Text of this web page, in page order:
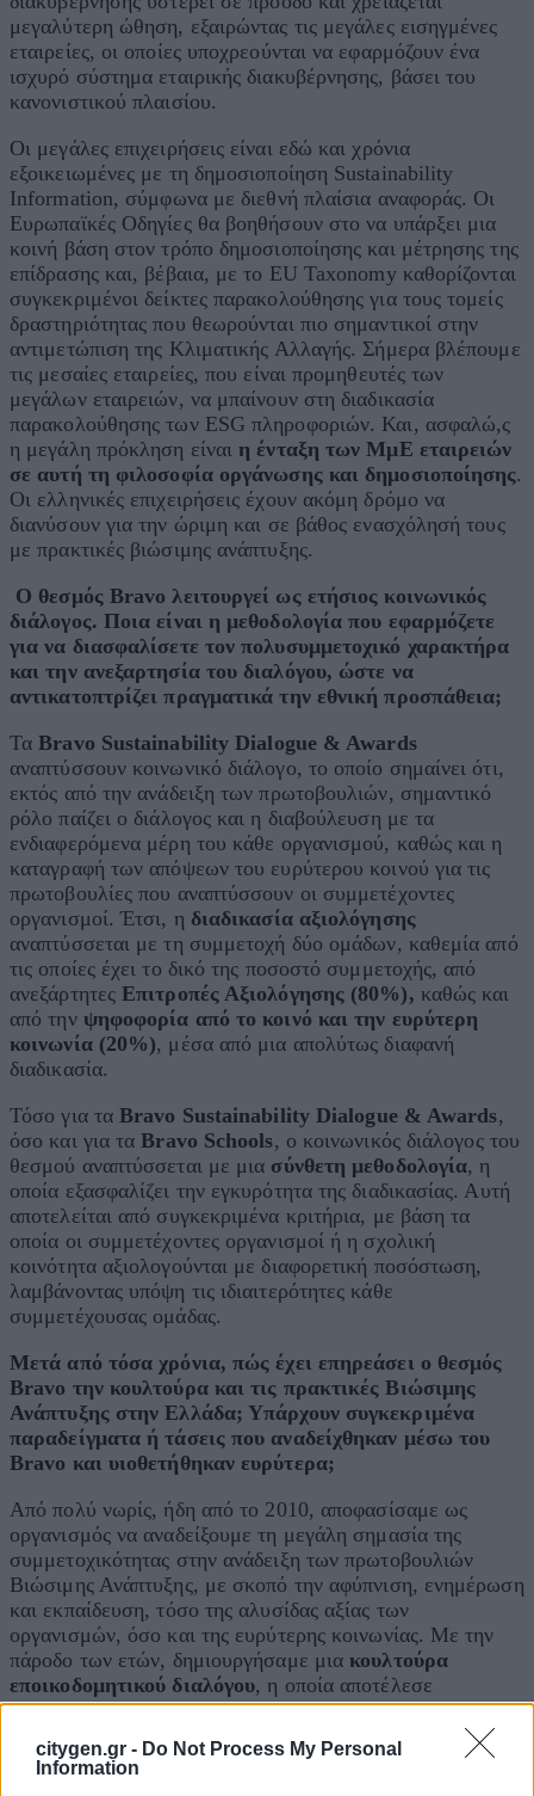
citygen.gr - Do Not Process My Personal
Information
μεγαλύτερη ώθηση, εξαιρώντας τις μεγάλες εισηγμένες
εταιρείες, οι οποίες υποχρεούνται να εφαρμόζουν ένα
ισχυρό σύστημα εταιρικής διακυβέρνησης, βάσει του
κανονιστικού πλαισίου.
Οι μεγάλες επιχειρήσεις είναι εδώ και χρόνια
εξοικειωμένες με τη δημοσιοποίηση Sustainability
Information, σύμφωνα με διεθνή πλαίσια αναφοράς. Oι
Ευρωπαϊκές Οδηγίες θα βοηθήσουν στο να υπάρξει μια
κοινή βάση στον τρόπο δημοσιοποίησης και μέτρησης της
επίδρασης και, βέβαια, με το EU Taxonomy καθορίζονται
συγκεκριμένοι δείκτες παρακολούθησης για τους τομείς
δραστηριότητας που θεωρούνται πιο σημαντικοί στην
αντιμετώπιση της Κλιματικής Αλλαγής. Σήμερα βλέπουμε
τις μεσαίες εταιρείες, που είναι προμηθευτές των
μεγάλων εταιρειών, να μπαίνουν στη διαδικασία
παρακολούθησης των ESG πληροφοριών. Και, ασφαλώ,ς
η μεγάλη πρόκληση είναιη ένταξη των ΜμΕ εταιρειών
σε αυτή τη φιλοσοφία οργάνωσης και δημοσιοποίησης.
Οι ελληνικές επιχειρήσεις έχουν ακόμη δρόμο να
διανύσουν για την ώριμη και σε βάθος ενασχόλησή τους
με πρακτικές βιώσιμης ανάπτυξης.
Ο θεσμός Bravo λειτουργεί ως ετήσιος κοινωνικός
διάλογος. Ποια είναι η μεθοδολογία που εφαρμόζετε
για να διασφαλίσετε τον πολυσυμμετοχικό χαρακτήρα
και την ανεξαρτησία του διαλόγου, ώστε να
αντικατοπτρίζει πραγματικά την εθνική προσπάθεια;
ΤαBravo Sustainability Dialogue&Awards
αναπτύσσουν κοινωνικό διάλογο, το οποίο σημαίνει ότι,
εκτός από την ανάδειξη των πρωτοβουλιών, σημαντικό
ρόλο παίζει ο διάλογος και η διαβούλευση με τα
ενδιαφερόμενα μέρη του κάθε οργανισμού, καθώς και η
καταγραφή των απόψεων του ευρύτερου κοινού για τις
πρωτοβουλίες που αναπτύσσουν οι συμμετέχοντες
οργανισμοί. Έτσι, η διαδικασία αξιολόγησης
αναπτύσσεται με τη συμμετοχή δύο ομάδων, καθεμία από
τις οποίες έχει το δικό της ποσοστό συμμετοχής, από
ανεξάρτητεςΕπιτροπές Αξιολόγησης (80%), καθώς και
από την ψηφοφορία από το κοινό και την ευρύτερη
κοινωνία (20%), μέσα από μια απολύτως διαφανή
διαδικασία.
Τόσο για ταBravo Sustainability Dialogue&Awards,
όσο και για ταBravo Schools, o κοινωνικός διάλογος του
θεσμού αναπτύσσεται με μια σύνθετη μεθοδολογία, η
οποία εξασφαλίζει την εγκυρότητα της διαδικασίας. Αυτή
αποτελείται από συγκεκριμένα κριτήρια, με βάση τα
οποία οι συμμετέχοντες οργανισμοί ή η σχολική
κοινότητα αξιολογούνται με διαφορετική ποσόστωση,
λαμβάνοντας υπόψη τις ιδιαιτερότητες κάθε
συμμετέχουσας ομάδας.
Μετά από τόσα χρόνια, πώς έχει επηρεάσει ο θεσμός
Bravo την κουλτούρα και τις πρακτικές Βιώσιμης
Ανάπτυξης στην Ελλάδα; Υπάρχουν συγκεκριμένα
παραδείγματα ή τάσεις που αναδείχθηκαν μέσω του
Bravo και υιοθετήθηκαν ευρύτερα;
Από πολύ νωρίς, ήδη από το 2010, αποφασίσαμε ως
οργανισμός να αναδείξουμε τη μεγάλη σημασία της
συμμετοχικότητας στην ανάδειξη των πρωτοβουλιών
Βιώσιμης Ανάπτυξης, με σκοπό την αφύπνιση, ενημέρωση
και εκπαίδευση, τόσο της αλυσίδας αξίας των
οργανισμών, όσο και της ευρύτερης κοινωνίας. Με την
πάροδο των ετών, δημιουργήσαμε μιακουλτούρα
εποικοδομητικού διαλόγου, η οποία αποτέλεσε
παράδειγμα προς μίμηση και καλή πρακτική για πολλούς
ακόμη οργανισμούς.
Δημιουργήσαμε, λοιπόν, την ευκαιρία να μπορούν να